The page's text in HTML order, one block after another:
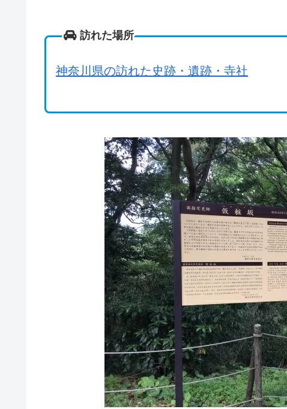
訪れた場所
神奈川県の訪れた史跡・遺跡・寺社